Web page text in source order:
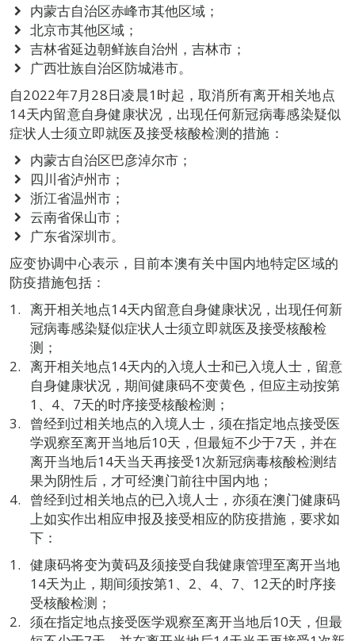
内蒙古自治区赤峰市其他区域；
北京市其他区域；
吉林省延边朝鲜族自治州，吉林市；
广西壮族自治区防城港市。
自2022年7月28日凌晨1时起，取消所有离开相关地点
14天内留意自身健康状况，出现任何新冠病毒感染疑似
症状人士须立即就医及接受核酸检测的措施：
内蒙古自治区巴彦淖尔市；
四川省泸州市；
浙江省温州市；
云南省保山市；
广东省深圳市。
应变协调中心表示，目前本澳有关中国内地特定区域的
防疫措施包括：
离开相关地点14天内留意自身健康状况，出现任何新
冠病毒感染疑似症状人士须立即就医及接受核酸检
测；
离开相关地点14天内的入境人士和已入境人士，留意
自身健康状况，期间健康码不变黄色，但应主动按第
1、4、7天的时序接受核酸检测；
曾经到过相关地点的入境人士，须在指定地点接受医
学观察至离开当地后10天，但最短不少于7天，并在
离开当地后14天当天再接受1次新冠病毒核酸检测结
果为阴性后，才可经澳门前往中国内地；
曾经到过相关地点的已入境人士，亦须在澳门健康码
上如实作出相应申报及接受相应的防疫措施，要求如
下：
健康码将变为黄码及须接受自我健康管理至离开当地
14天为止，期间须按第1、2、4、7、12天的时序接
受核酸检测；
须在指定地点接受医学观察至离开当地后10天，但最